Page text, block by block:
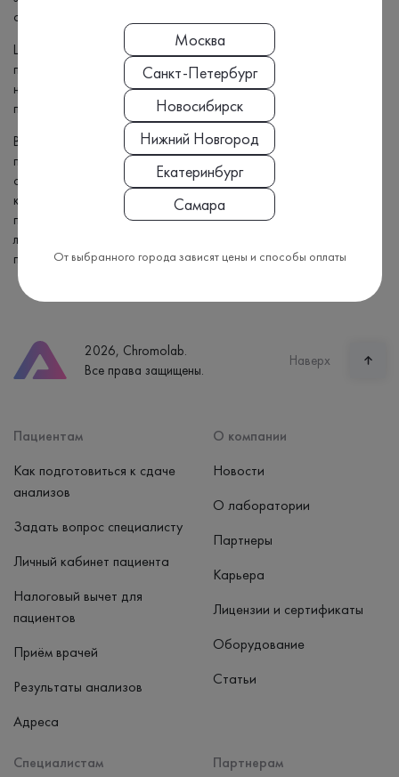
оперативно.
Цены на лекарственный мониторинг в «Хромолаб» прозрачные и
понятные. Вы сразу видите стоимость анализа без скрытых
надбавок. Специальные условия и скидки предусмотрены для
постоянных клиентов и при комплексных заказах.
Выбирая лабораторию «Хромолаб», вы доверяете диагностику
профессионалам, ориентированным на точность,
ответственность и заботу о здоровье. Если вам нужно
контролировать эффективность терапии, минимизировать риск
побочных эффектов и оптимизировать дозировку — закажите
лекарственный мониторинг у нас. Мы обеспечим качественные,
полезные и надёжные результаты.
Москва
Санкт-Петербург
Новосибирск
Нижний Новгород
Екатеринбург
Самара
От выбранного города зависят цены и способы оплаты
2026, Chromolab.
Все права защищены.
Наверх
Пациентам
Как подготовиться к сдаче
анализов
Задать вопрос специалисту
Личный кабинет пациента
Налоговый вычет для
пациентов
Приём врачей
Результаты анализов
Адреса
Специалистам
Партнерам
О компании
Новости
О лаборатории
Партнеры
Карьера
Лицензии и сертификаты
Оборудование
Статьи